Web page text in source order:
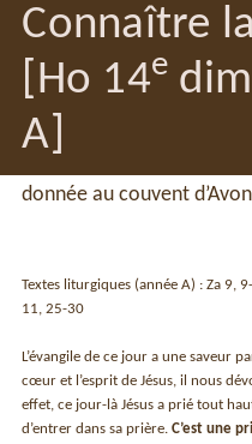
Connaître
[Ho 14e
A]
donnée au couvent d’Avon
Textes liturgiques (année A) : Za 9,
11, 25-30
L’évangile de ce jour a une saveur
cœur et l’esprit de Jésus, il nous
effet, ce jour-là Jésus a prié tout
d’entrer dans sa prière.C’est une